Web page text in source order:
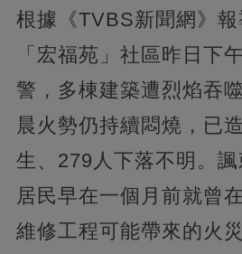
根據《TVBS新聞網》
「宏福苑」社區昨日下
警，多棟建築遭烈焰吞
晨火勢仍持續悶燒，已
生、279人下落不明。
居民早在一個月前就曾
維修工程可能帶來的火